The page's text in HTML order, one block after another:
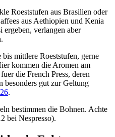
Roeststufen aus Brasilien oder
aus Aethiopien und Kenia
ergeben, verlangen aber
mittlere Roeststufen, gerne
kommen die Aromen am
die French Press, deren
besonders gut zur Geltung
.
bestimmen die Bohnen. Achte
bei Nespresso).